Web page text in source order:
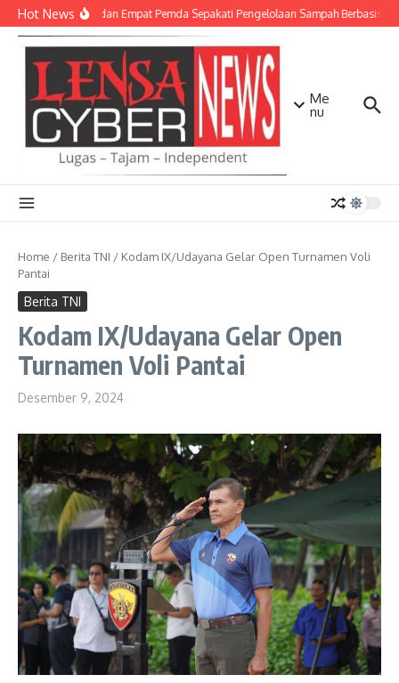
Lewati ke konten
Hot NewsTNI AD dan Empat Pemda Sepakati Pengelolaan Sampah Berbasis
Me
nu
Home / Berita TNI / Kodam IX/Udayana Gelar Open Turnamen Voli
Pantai
Berita TNI
Kodam IX/Udayana Gelar Open
Turnamen Voli Pantai
Desember 9, 2024